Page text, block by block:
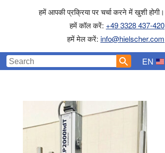
हमें आपकी प्रक्रिया पर चर्चा करने में खुशी होगी।
हमें कॉल करें: +49 3328 437-420
हमें मेल करें: info@hielscher.com
EN